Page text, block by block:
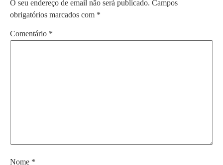
O seu endereço de email não será publicado. Campos
obrigatórios marcados com *
Comentário *
Nome *